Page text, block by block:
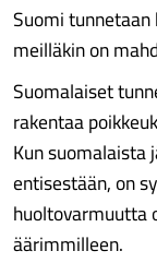
Suomi
meilläkin on
Suomalaiset
rakentaa
Kun
entisestään, on
huoltovarmuutta
äärimmilleen.